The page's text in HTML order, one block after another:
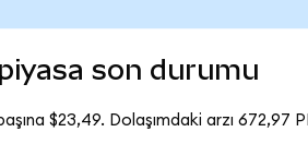
son durumu
$23,49. Dolaşımdaki arzı 672,97